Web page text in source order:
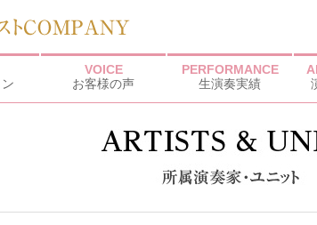
VOICE
お客様の声
PERFORMANCE
生演奏実績